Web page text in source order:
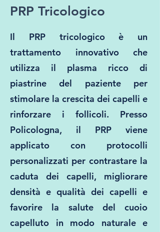
PRP Tricologico
Il PRP tricologico è un
trattamento innovativo che
utilizza il plasma ricco di
piastrine del paziente per
stimolare la crescita dei capelli e
rinforzare i follicoli. Presso
Policologna, il PRP viene
applicato con protocolli
personalizzati per contrastare la
caduta dei capelli, migliorare
densità e qualità dei capelli e
favorire la salute del cuoio
capelluto in modo naturale e